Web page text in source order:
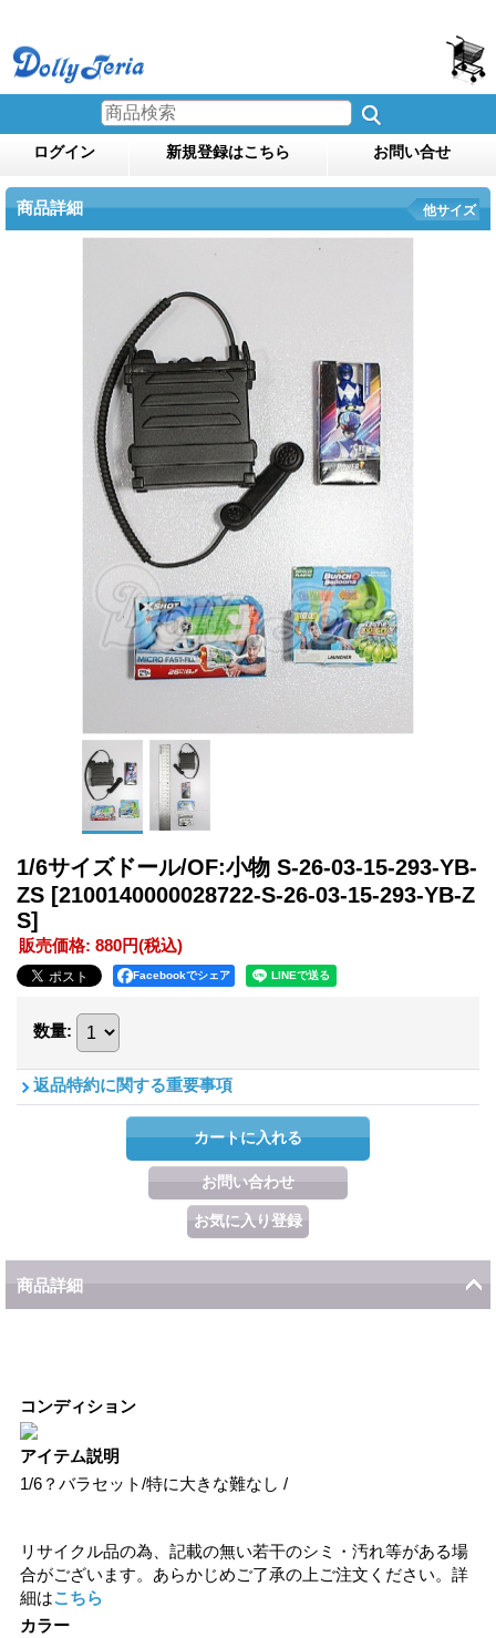
ログイン 新規登録はこちら お問い合せ
商品詳細 他サイズ
1/6サイズドール/OF:小物 S-26-03-15-293-YB-
ZS [2100140000028722-S-26-03-15-293-YB-Z
S]
販売価格: 880円(税込)
Facebookでシェア
数量:
返品特約に関する重要事項
商品詳細
コンディション
アイテム説明
1/6？バラセット/特に大きな難なし /
リサイクル品の為、記載の無い若干のシミ・汚れ等がある場
合がございます。あらかじめご了承の上ご注文ください。詳
細はこちら
カラー